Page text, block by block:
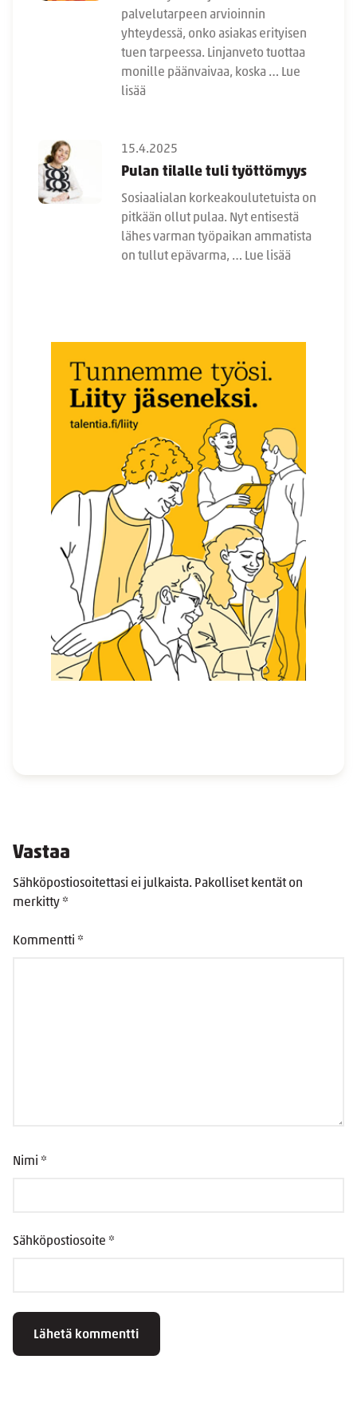
palvelutarpeen arvioinnin
yhteydessä, onko asiakas erityisen
tuen tarpeessa. Linjanveto tuottaa
monille päänvaivaa, koska … Lue
lisää
15.4.2025
Pulan tilalle tuli työttömyys
Sosiaalialan korkeakoulutetuista on
pitkään ollut pulaa. Nyt entisestä
lähes varman työpaikan ammatista
on tullut epävarma, … Lue lisää
Vastaa
Sähköpostiosoitettasi ei julkaista. Pakolliset kentät on
merkitty *
Kommentti *
Nimi *
Sähköpostiosoite *